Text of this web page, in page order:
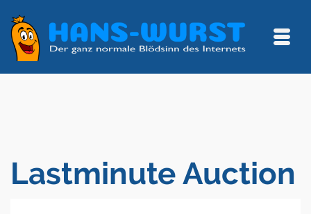
Lastminute Auction